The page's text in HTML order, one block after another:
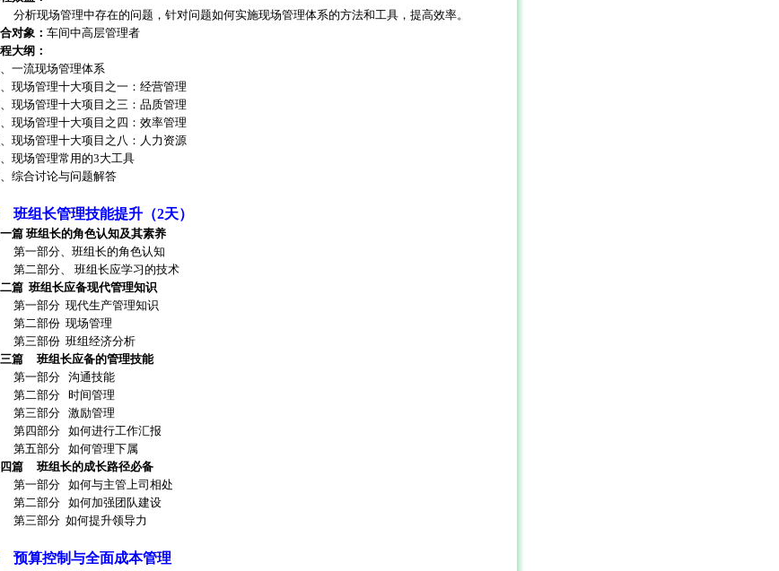
分析现场管理中存在的问题，针对问题如何实施现场管理体系的方法和工具，提高效率。
对象： 车间中高层管理者
大纲：
一流现场管理体系
现场管理十大项目之一：经营管理
现场管理十大项目之三：品质管理
现场管理十大项目之四：效率管理
现场管理十大项目之八：人力资源
现场管理常用的3大工具
综合讨论与问题解答
班组长管理技能提升（2天）
篇 班组长的角色认知及其素养
第一部分、班组长的角色认知
第二部分、 班组长应学习的技术
篇 班组长应备现代管理知识
第一部分 现代生产管理知识
第二部份 现场管理
第三部份 班组经济分析
篇
班组长应备的管理技能
第一部分 沟通技能
第二部分
时间管理
第三部分 激励管理
第四部分 如何进行工作汇报
第五部分 如何管理下属
篇
班组长的成长路径必备
第一部分 如何与主管上司相处
第二部分 如何加强团队建设
第三部分 如何提升领导力
预算控制与全面成本管理